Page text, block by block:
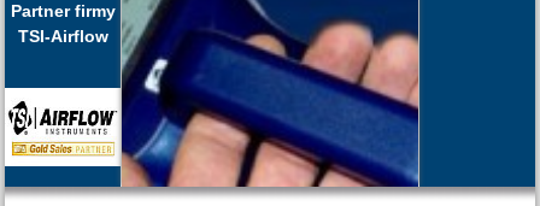
Partner firmy
TSI-Airflow